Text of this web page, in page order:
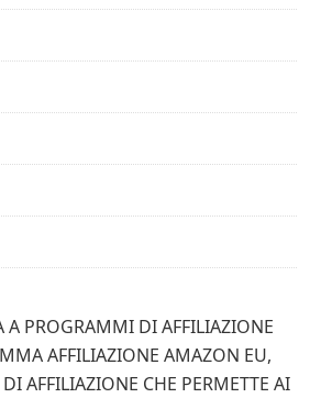
A PROGRAMMI DI AFFILIAZIONE
AFFILIAZIONE AMAZON EU,
AFFILIAZIONE CHE PERMETTE AI